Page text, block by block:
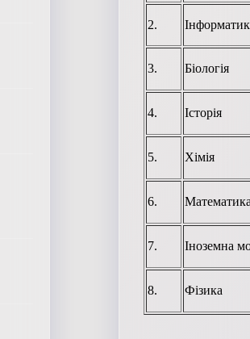
2.
3. Біологія
4. Історія
5. Хімія
6.
7. Іноземна
8. Фізика